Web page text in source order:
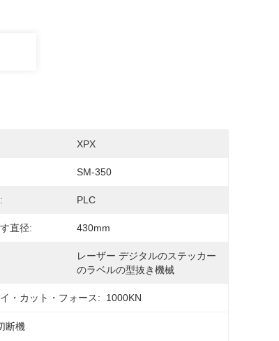
XPX
SM-350
PLC
直径: 430mm
レーザー デジタルのステッカー
のラベルの型抜き機械
・カット・フォース: 1000KN
断機